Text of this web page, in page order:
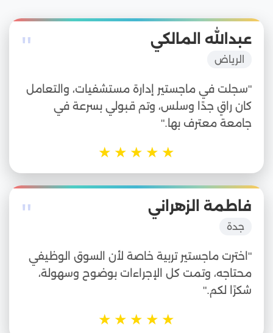
" عبدالله المالكي
الرياض
"سجلت في ماجستير إدارة مستشفيات، والتعامل
كان راقٍ جدًا وسلس، وتم قبولي بسرعة في
جامعة معترف بها."
★
★
★
★
★
" فاطمة الزهراني
جدة
"اخترت ماجستير تربية خاصة لأن السوق الوظيفي
محتاجه، وتمت كل الإجراءات بوضوح وسهولة،
شكرًا لكم."
★
★
★
★
★